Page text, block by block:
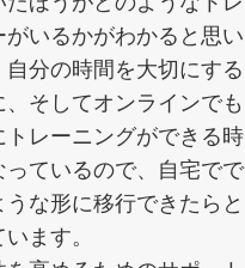
がいるかがわかると思い
自分の時間を大切にする
、そしてオンラインでも
トレーニングができる時
っているので、自宅でで
うな形に移行できたらと
ます。